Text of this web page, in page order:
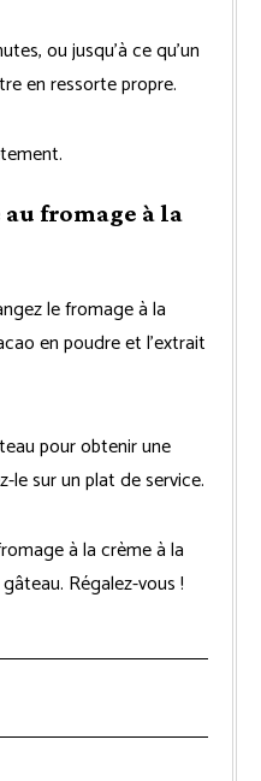
ou jusqu’à ce qu’un
en ressorte propre.
fromage à la
le fromage à la
en poudre et l’extrait
pour obtenir une
le sur un plat de service.
à la crème à la
Régalez-vous !